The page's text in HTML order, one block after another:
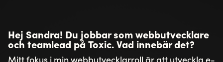
Hej Sandra! Du jobbar som webbutvecklare
och teamlead på Toxic. Vad innebär det?
Mitt fokus i min webbutvecklarroll är att utveckla e-